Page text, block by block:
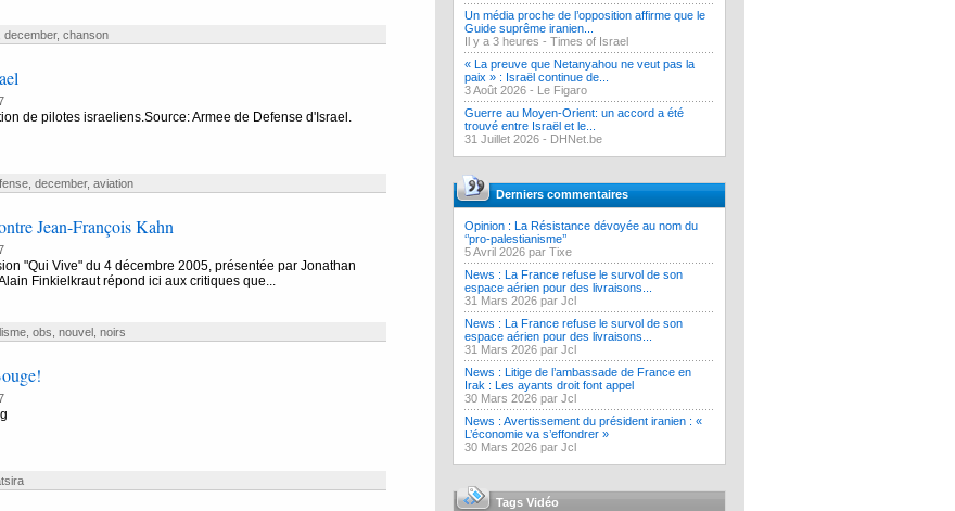
december, chanson
de pilotes israeliens.Source: Armee de Defense d'Israel.
, december, aviation
Jean-François Kahn
"Qui Vive" du 4 décembre 2005, présentée par Jonathan
Finkielkraut répond ici aux critiques que...
, obs nouvel, noirs
Un média proche de l’opposition affirme que le
Guide suprême iranien...
Il y a 3 heures - Times of Israel
« La preuve que Netanyahou ne veut pas la
paix » : Israël continue de...
3 Août 2026 - Le Figaro
Guerre au Moyen-Orient: un accord a été
trouvé entre Israël et le...
31 Juillet 2026 - DHNet.be
Derniers commentaires
Opinion : La Résistance dévoyée au nom du
‘’pro-palestianisme’’
5 Avril 2026 par Tixe
News : La France refuse le survol de son
espace aérien pour des livraisons...
31 Mars 2026 par Jcl
News : La France refuse le survol de son
espace aérien pour des livraisons...
31 Mars 2026 par Jcl
News : Litige de l’ambassade de France en
Irak : Les ayants droit font appel
30 Mars 2026 par Jcl
News : Avertissement du président iranien : «
L’économie va s’effondrer »
30 Mars 2026 par Jcl
Tags Vidéo